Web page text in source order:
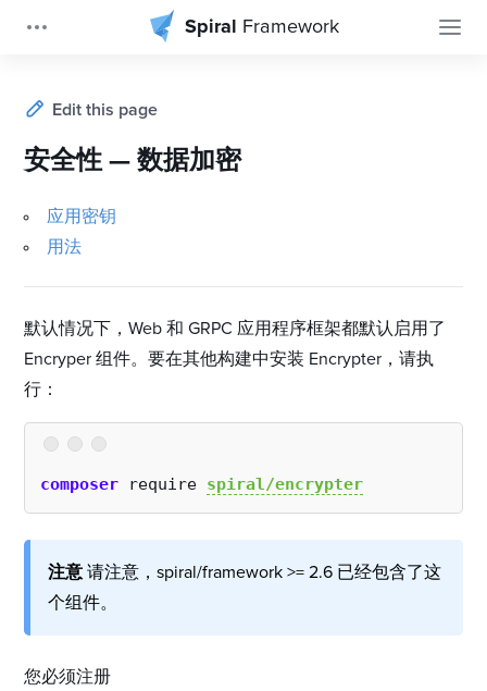
Spiral Framework
Edit this page
安全性 — 数据加密
应用密钥
用法
默认情况下，Web 和 GRPC 应用程序框架都默认启用了
Encryper 组件。要在其他构建中安装 Encrypter，请执
行：
composer require spiral/encrypter
注意 请注意，spiral/framework >= 2.6 已经包含了这
个组件。
您必须注册